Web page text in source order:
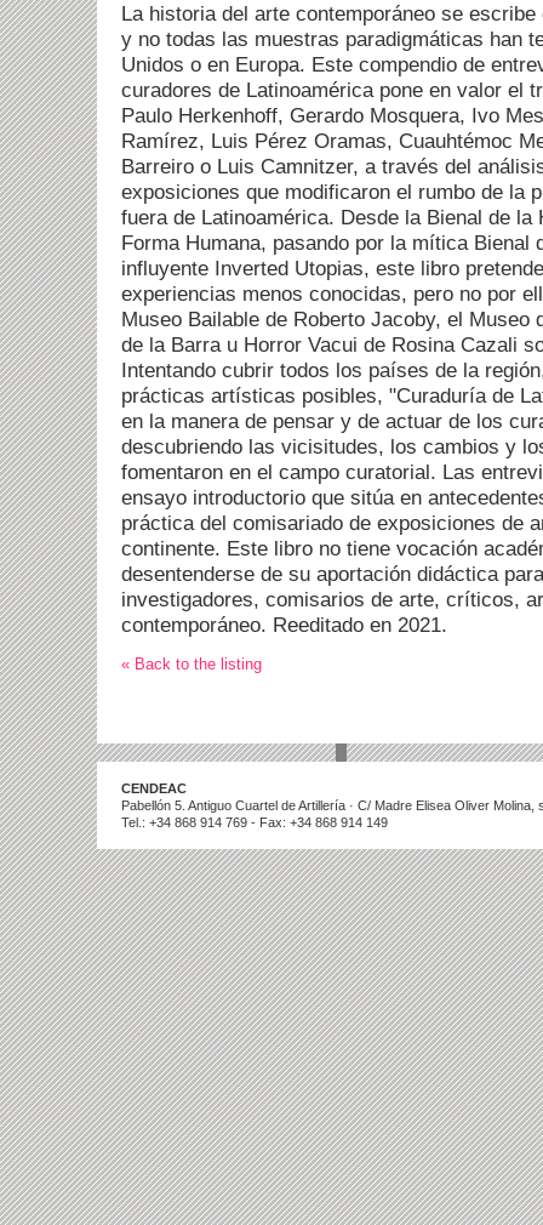
La historia del arte contemporáneo se
y no todas las muestras paradigmáticas han
Unidos o en Europa. Este compendio de
curadores de Latinoamérica pone en valor el
Paulo Herkenhoff, Gerardo Mosquera, Ivo
Ramírez, Luis Pérez Oramas, Cuauhtémoc
Barreiro o Luis Camnitzer, a través del
exposiciones que modificaron el rumbo de la
fuera de Latinoamérica. Desde la Bienal de la
Forma Humana, pasando por la mítica Bienal
influyente Inverted Utopias, este libro
experiencias menos conocidas, pero no por
Museo Bailable de Roberto Jacoby, el Museo
de la Barra u Horror Vacui de Rosina Cazali
Intentando cubrir todos los países de la
prácticas artísticas posibles, "Curaduría de
en la manera de pensar y de actuar de los
descubriendo las vicisitudes, los cambios y
fomentaron en el campo curatorial. Las
ensayo introductorio que sitúa en
práctica del comisariado de exposiciones de
continente. Este libro no tiene vocación
desentenderse de su aportación didáctica
investigadores, comisarios de arte, críticos,
contemporáneo. Reeditado en 2021.
« Back to the listing
CENDEAC
Pabellón 5. Antiguo Cuartel de Artillería · C/ Madre Elisea Oliver
Tel.: +34 868 914 769 - Fax: +34 868 914 149